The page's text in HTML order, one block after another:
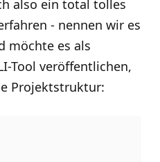
also ein total tolles
- nennen wir es
möchte es als
Tool veröffentlichen,
Projektstruktur: